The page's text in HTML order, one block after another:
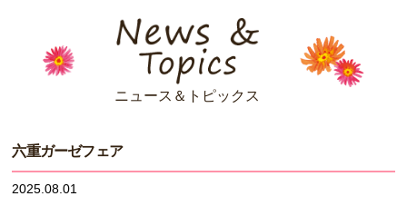
ニュース＆トピックス
六重ガーゼフェア
2025.08.01